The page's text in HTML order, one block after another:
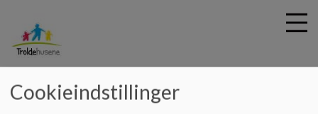
Troldehusene
Cookieindstillinger